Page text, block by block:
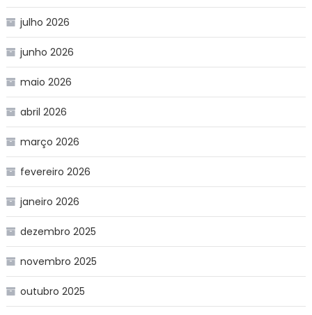
julho 2026
junho 2026
maio 2026
abril 2026
março 2026
fevereiro 2026
janeiro 2026
dezembro 2025
novembro 2025
outubro 2025